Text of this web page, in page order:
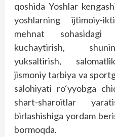
qoshida Yoshlar
yoshlarning ijtimoiy-
mehnat sohasidagi
kuchaytirish,
yuksaltirish,
jismoniy tarbiya va
salohiyati ro‘yyobga
shart-sharoitlar
birlashishiga yordam
bormoqda.